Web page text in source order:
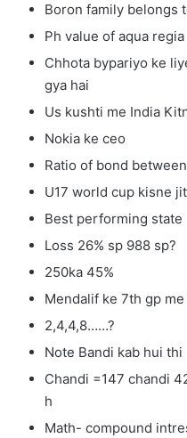
Boron family belongs
Ph value of aqua regia
Chhota bypariyo ke
gya hai
Us kushti me India
Nokia ke ceo
Ratio of bond
U17 world cup kisne
Best performing state
Loss 26% sp 988 sp?
250ka 45%
Mendalif ke 7th gp
2,4,4,8……?
Note Bandi kab hui thi
Chandi =147 chandi
h
Math- compound